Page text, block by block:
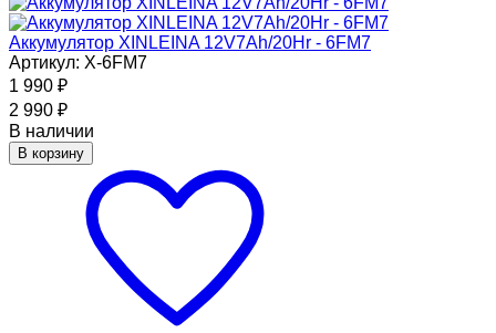
Аккумулятор XINLEINA 12V7Ah/20Hr - 6FM7
Артикул: X-6FM7
1 990 ₽
2 990 ₽
В наличии
В корзину